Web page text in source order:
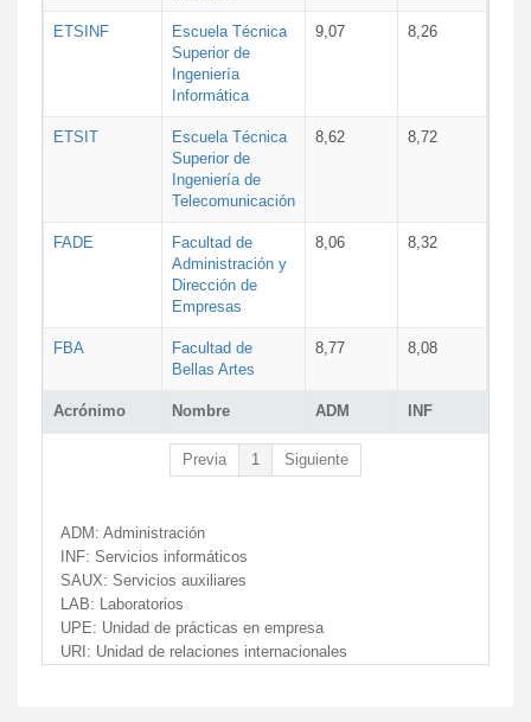
Acrónimo Nombre ADM INF
ETSINF
Escuela Técnica
Superior de
Ingeniería
Informática
9,07 8,26
ETSIT
Escuela Técnica
Superior de
Ingeniería de
Telecomunicación
8,62 8,72
FADE
Facultad de
Administración y
Dirección de
Empresas
8,06 8,32
FBA
Facultad de
Bellas Artes
8,77 8,08
Previa 1 Siguiente
ADM: Administración
INF: Servicios informáticos
SAUX: Servicios auxiliares
LAB: Laboratorios
UPE: Unidad de prácticas en empresa
URI: Unidad de relaciones internacionales